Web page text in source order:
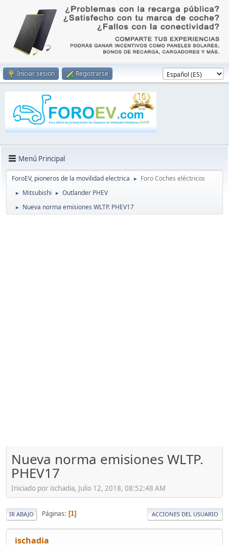
Iniciar sesión Registrarse
Menú Principal
ForoEV, pioneros de la movilidad electrica ► Foro Coches eléctricos
► Mitsubishi ► Outlander PHEV
► Nueva norma emisiones WLTP. PHEV17
Nueva norma emisiones WLTP.
PHEV17
Iniciado por ischadia, Julio 12, 2018, 08:52:48 AM
IR ABAJO Páginas 1 ACCIONES DEL USUARIO
ischadia